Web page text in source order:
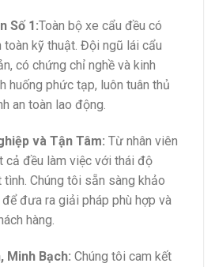
Số 1:Toàn bộ xe cẩu đều có
kỹ thuật. Đội ngũ lái cẩu
có chứng chỉ nghề và kinh
huống phức tạp, luôn tuân thủ
an toàn lao động.
và Tận Tâm: Từ nhân viên
cả đều làm việc với thái độ
tình. Chúng tôi sẵn sàng khảo
đưa ra giải pháp phù hợp và
hàng.
Minh Bạch: Chúng tôi cam kết